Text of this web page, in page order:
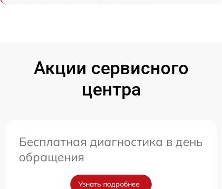
Акции сервисного
центра
Бесплатная диагностика в день
обращения
Узнать подробнее